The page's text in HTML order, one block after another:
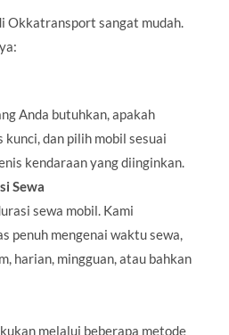
Okkatransport sangat mudah.
Anda butuhkan, apakah
kunci, dan pilih mobil sesuai
kendaraan yang diinginkan.
Sewa
sewa mobil. Kami
penuh mengenai waktu sewa,
harian, mingguan, atau bahkan
melalui beberapa metode